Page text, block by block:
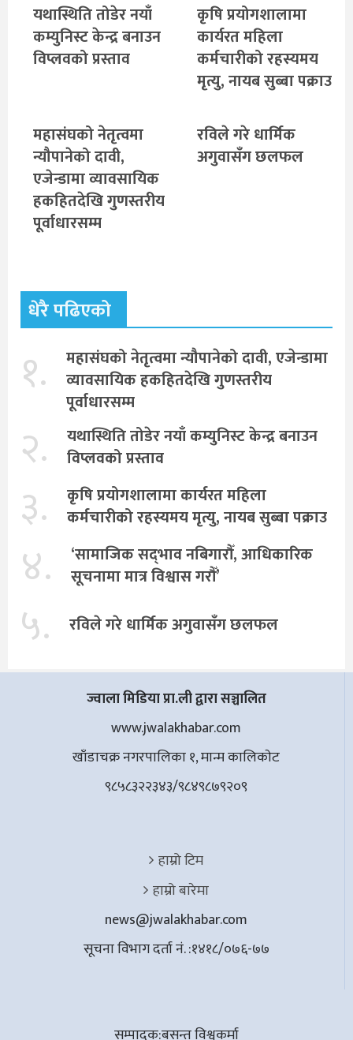
यथास्थिति तोडेर नयाँ
कम्युनिस्ट केन्द्र बनाउन
विप्लवको प्रस्ताव
कृषि प्रयोगशालामा
कार्यरत महिला
कर्मचारीको रहस्यमय
मृत्यु, नायब सुब्बा पक्राउ
महासंघको नेतृत्वमा
न्यौपानेको दावी,
एजेन्डामा व्यावसायिक
हकहितदेखि गुणस्तरीय
पूर्वाधारसम्म
रविले गरे धार्मिक
अगुवासँग छलफल
धेरै पढिएको
१.
महासंघको नेतृत्वमा न्यौपानेको दावी, एजेन्डामा
व्यावसायिक हकहितदेखि गुणस्तरीय
पूर्वाधारसम्म
२.
यथास्थिति तोडेर नयाँ कम्युनिस्ट केन्द्र बनाउन
विप्लवको प्रस्ताव
३.
कृषि प्रयोगशालामा कार्यरत महिला
कर्मचारीको रहस्यमय मृत्यु, नायब सुब्बा पक्राउ
४.
‘सामाजिक सद्‌भाव नबिगारौँ, आधिकारिक
सूचनामा मात्र विश्वास गरौँ’
५. रविले गरे धार्मिक अगुवासँग छलफल
ज्वाला मिडिया प्रा.ली द्वारा सञ्चालित
www.jwalakhabar.com
खाँडाचक्र नगरपालिका १, मान्म कालिकाेट
९८५८३२२३४३/९८४९८७९२०९
हाम्रो टिम
हाम्रो बारेमा
news@jwalakhabar.com
सूचना विभाग दर्ता नं. :१४१८/०७६-७७
सम्पादक:बसन्त विश्वकर्मा